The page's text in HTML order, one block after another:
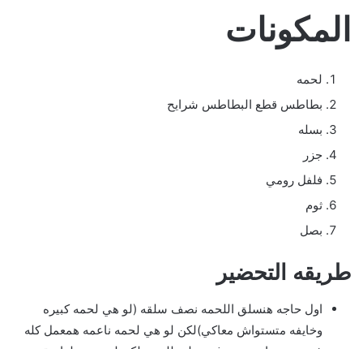
المكونات
لحمه
بطاطس قطع البطاطس شرايح
بسله
جزر
فلفل رومي
ثوم
بصل
طريقه التحضير
اول حاجه هنسلق اللحمه نصف سلقه (لو هي لحمه كبيره
وخايفه متستواش معاكي)لكن لو هي لحمه ناعمه همعمل كله